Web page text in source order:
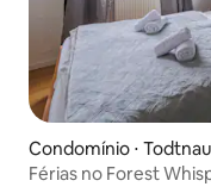
Condomínio ⋅
Férias no Forest